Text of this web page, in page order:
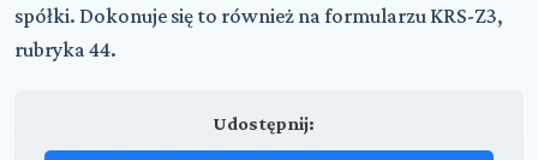
spółki. Dokonuje się to również na formularzu KRS-Z3,
rubryka 44.
Udostępnij: